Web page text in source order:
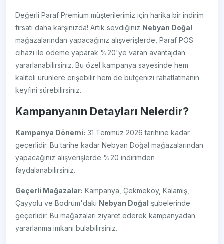
Değerli Paraf Premium müşterilerimiz için harika bir indirim
fırsatı daha karşınızda! Artık sevdiğiniz Nebyan Doğal
mağazalarından yapacağınız alışverişlerde, Paraf POS
cihazı ile ödeme yaparak %20'ye varan avantajdan
yararlanabilirsiniz. Bu özel kampanya sayesinde hem
kaliteli ürünlere erişebilir hem de bütçenizi rahatlatmanın
keyfini sürebilirsiniz.
Kampanyanın Detayları Nelerdir?
Kampanya Dönemi: 31 Temmuz 2026 tarihine kadar
geçerlidir. Bu tarihe kadar Nebyan Doğal mağazalarından
yapacağınız alışverişlerde %20 indirimden
faydalanabilirsiniz.
Geçerli Mağazalar: Kampanya, Çekmeköy, Kalamış,
Çayyolu ve Bodrum'daki Nebyan Doğal şubelerinde
geçerlidir. Bu mağazaları ziyaret ederek kampanyadan
yararlanma imkanı bulabilirsiniz.